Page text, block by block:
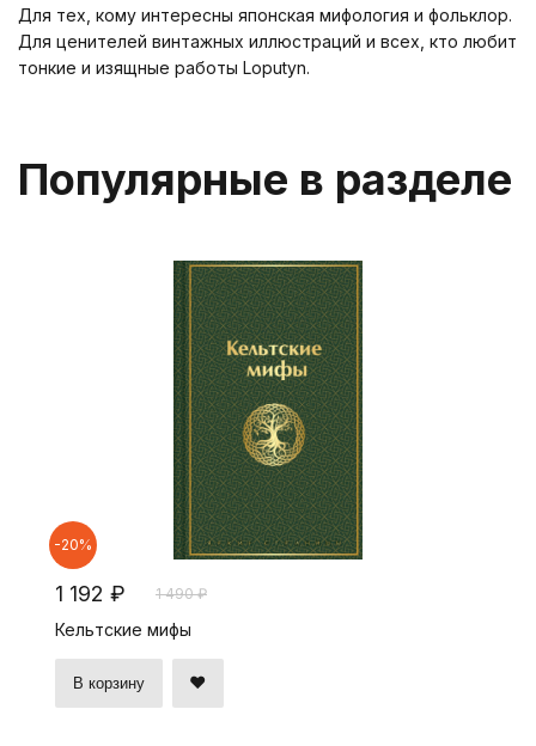
Для тех, кому интересны японская мифология и фольклор.
Для ценителей винтажных иллюстраций и всех, кто любит
тонкие и изящные работы Loputyn.
Популярные в разделе
-20%
1 192 ₽ 1 490 ₽
Кельтские мифы
В корзину